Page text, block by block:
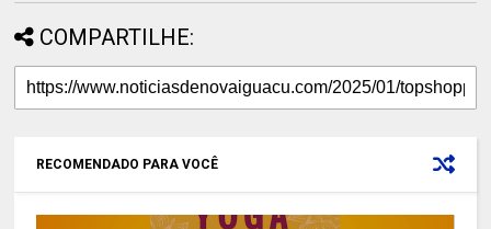
COMPARTILHE:
RECOMENDADO PARA VOCÊ